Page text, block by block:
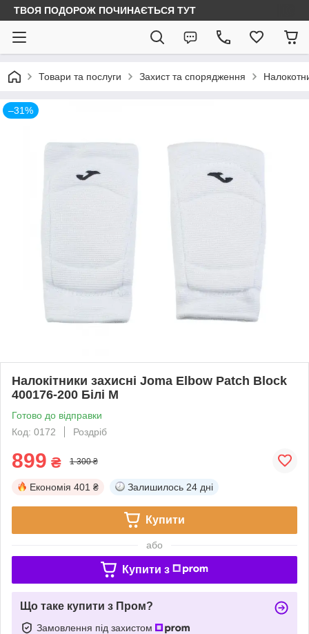
ТВОЯ ПОДОРОЖ ПОЧИНАЄТЬСЯ ТУТ
Товари та послуги Захист та спорядження
–31%
Налокітники захисні Joma Elbow Patch Block
400176-200 Білі M
Готово до відправки
Код: 0172
Роздріб
899 ₴ 1 300 ₴
Економія 401 ₴ Залишилось 24 дні
Купити
або
Купити з
Що таке купити з Пром?
Замовлення під захистом